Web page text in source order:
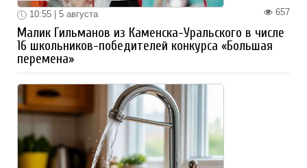
657
10:55 | 5 августа
Малик Гильманов из Каменска-Уральского в числе
16 школьников-победителей конкурса «Большая
перемена»